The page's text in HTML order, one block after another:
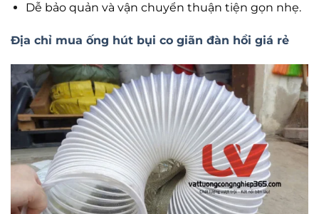
Dễ bảo quản và vận chuyển thuận tiện gọn nhẹ.
Địa chỉ mua ống hút bụi co giãn đàn hồi giá rẻ